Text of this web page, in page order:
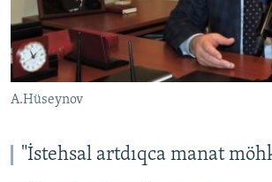
A.Hüseynov
"İstehsal artdıqca manat